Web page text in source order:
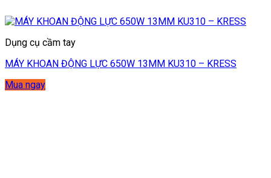
Dụng cụ cầm tay
MÁY KHOAN ĐỘNG LỰC 650W 13MM KU310 – KRESS
Mua ngay